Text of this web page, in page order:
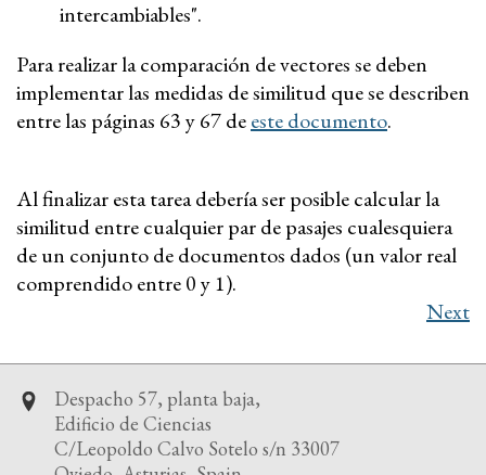
intercambiables".
Para realizar la comparación de vectores se deben
implementar las medidas de similitud que se describen
entre las páginas 63 y 67 deeste documento.
Al finalizar esta tarea debería ser posible calcular la
similitud entre cualquier par de pasajes cualesquiera
de un conjunto de documentos dados (un valor real
comprendido entre 0 y 1).
Next
Despacho 57, planta baja,
Edificio de Ciencias
C/Leopoldo Calvo Sotelo s/n 33007